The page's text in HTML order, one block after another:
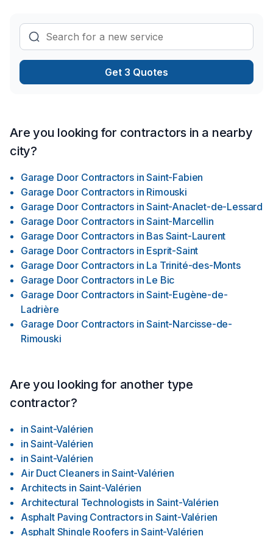
Get 3 Quotes
Are you looking for contractors in a nearby
city?
Garage Door Contractors in Saint-Fabien
Garage Door Contractors in Rimouski
Garage Door Contractors in Saint-Anaclet-de-Lessard
Garage Door Contractors in Saint-Marcellin
Garage Door Contractors in Bas Saint-Laurent
Garage Door Contractors in Esprit-Saint
Garage Door Contractors in La Trinité-des-Monts
Garage Door Contractors in Le Bic
Garage Door Contractors in Saint-Eugène-de-
Ladrière
Garage Door Contractors in Saint-Narcisse-de-
Rimouski
Are you looking for another type
contractor?
in Saint-Valérien
in Saint-Valérien
in Saint-Valérien
Air Duct Cleaners in Saint-Valérien
Architects in Saint-Valérien
Architectural Technologists in Saint-Valérien
Asphalt Paving Contractors in Saint-Valérien
Asphalt Shingle Roofers in Saint-Valérien